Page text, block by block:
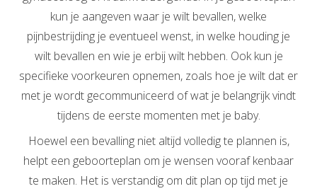
kun je aangeven waar je wilt bevallen, welke
pijnbestrijding je eventueel wenst, in welke houding je
wilt bevallen en wie je erbij wilt hebben. Ook kun je
specifieke voorkeuren opnemen, zoals hoe je wilt dat er
met je wordt gecommuniceerd of wat je belangrijk vindt
tijdens de eerste momenten met je baby.
Hoewel een bevalling niet altijd volledig te plannen is,
helpt een geboorteplan om je wensen vooraf kenbaar
te maken. Het is verstandig om dit plan op tijd met je